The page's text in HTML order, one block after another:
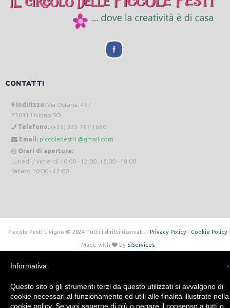
CONTATTI
Indirizzo: Via Ostaria, 487
23041 Livigno SO
Telefono: (+39) 333 787 1680
Email: piccolepesti1@gmail.com
Orari di apertura:
Lunedì / Venerdi 10:00 - 12:00, 15:00 - 18:00
Sabato 10:00 - 12:00
Piccole Pesti Livigno © 2024 Tutti i diritti riservati. - Privacy Policy- Cookie Policy
Made with by SìServices
×
Informativa
Questo sito o gli strumenti terzi da questo utilizzati si avvalgono di
cookie necessari al funzionamento ed utili alle finalità illustrate nella
cookie policy. Se vuoi saperne di più o negare il consenso a tutti o